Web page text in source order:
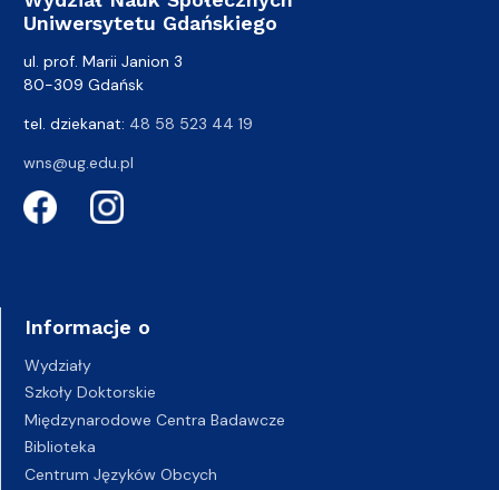
Uniwersytetu Gdańskiego
ul. prof. Marii Janion 3
80-309 Gdańsk
tel. dziekanat: 48 58 523 44 19
wns@ug.edu.pl
Informacje o
Wydziały
Szkoły Doktorskie
Międzynarodowe Centra Badawcze
Biblioteka
Centrum Języków Obcych